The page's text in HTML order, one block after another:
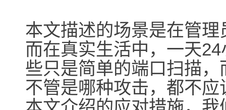
本文描述的场景是在管
而在真实生活中，一天
些只是简单的端口扫描
不管是哪种攻击，都不